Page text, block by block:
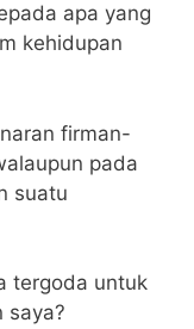
apa yang
kehidupan
firman-
pada
suatu
tergoda untuk
saya?